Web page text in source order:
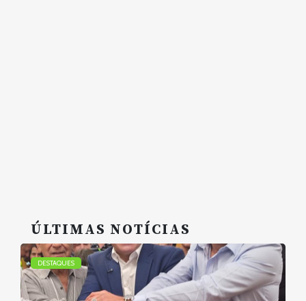
ÚLTIMAS NOTÍCIAS
DESTAQUES